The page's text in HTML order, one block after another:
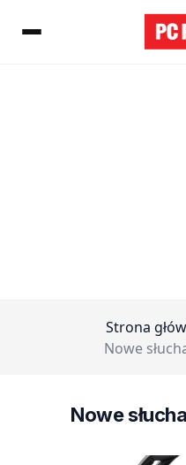
Strona
Nowe
Nowe